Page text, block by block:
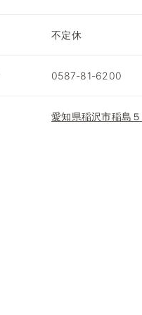
不定休
0587-81-6200
愛知県稲沢市稲島